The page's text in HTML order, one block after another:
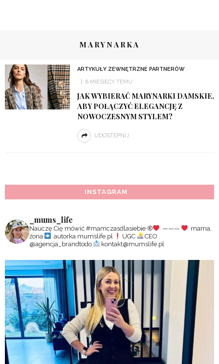
MARYNARKA
ARTYKUŁY ZEWNĘTRZNE PARTNERÓW
8 MIESIĘCY TEMU
JAK WYBIERAĆ MARYNARKI DAMSKIE,
ABY POŁĄCZYĆ ELEGANCJĘ Z
NOWOCZESNYM STYLEM?
UDOSTĘPNIJ
INSTAGRAM
_mums_life
Nauczę Cię mówić #mamczasdlasiebie ®️ ———
mama,
żona
autorka mumslife.pl UGC
CEO
@agencja_brandtodo
kontakt@mumslife.pl